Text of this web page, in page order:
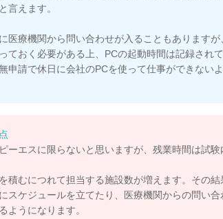
言えます。
医療機関から問い合わせが入ることもあります
ておく必要がある上、PCの起動時間は記録され
申請で休日に会社のPCを使って仕事ができない
ーエスに限らないと思いますが、残業時間は試験
積むにつれて担当する施設数が増えます。その
スケジュールを立てたり、医療機関からの問い
ようになります。